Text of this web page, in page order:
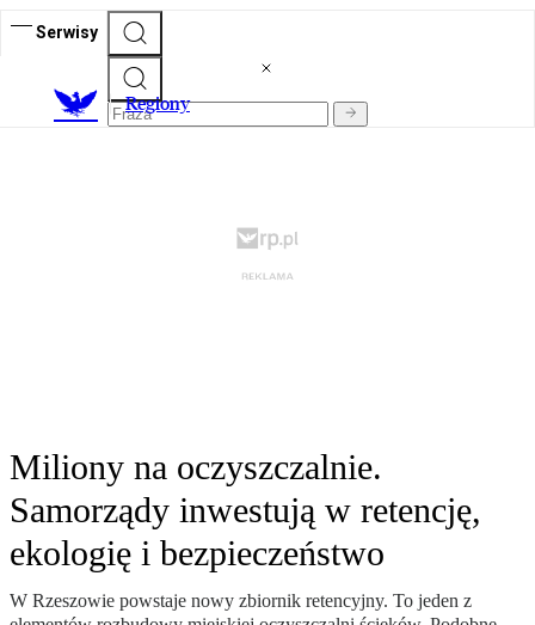
Serwisy
Regiony
Miliony na oczyszczalnie.
Samorządy inwestują w retencję,
ekologię i bezpieczeństwo
W Rzeszowie powstaje nowy zbiornik retencyjny. To jeden z